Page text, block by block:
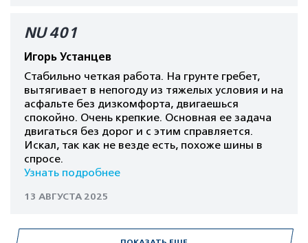
NU 401
Игорь Устанцев
Стабильно четкая работа. На грунте гребет,
вытягивает в непогоду из тяжелых условия и на
асфальте без дизкомфорта, двигаешься
спокойно. Очень крепкие. Основная ее задача
двигаться без дорог и с этим справляется.
Искал, так как не везде есть, похоже шины в
спросе.
Узнать подробнее
13 АВГУСТА 2025